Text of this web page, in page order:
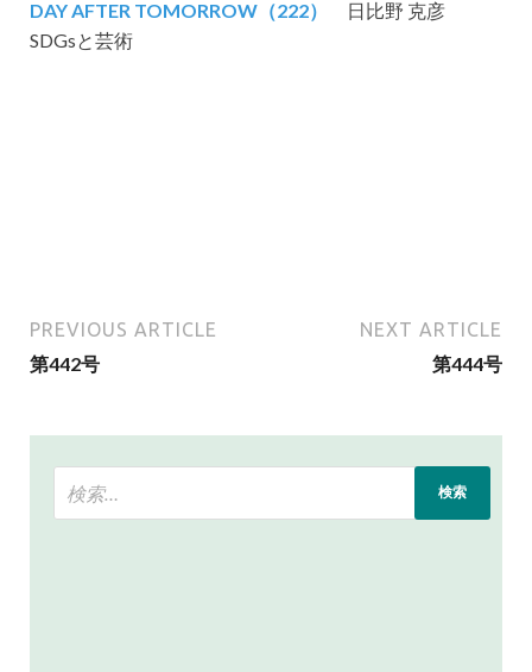
DAY AFTER TOMORROW（222）
日比野 克彦
SDGsと芸術
PREVIOUS ARTICLE
第442号
NEXT ARTICLE
第444号